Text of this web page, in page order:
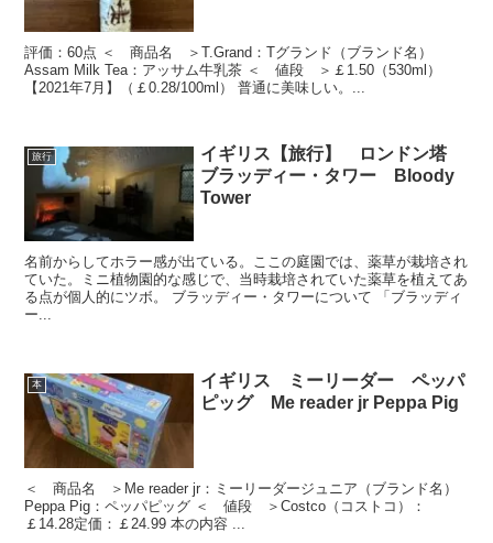
評価：60点 ＜ 商品名 ＞T.Grand：Tグランド（ブランド名）
Assam Milk Tea：アッサム牛乳茶 ＜ 値段 ＞￡1.50（530ml）
【2021年7月】（￡0.28/100ml） 普通に美味しい。...
旅行
イギリス【旅行】 ロンドン塔
ブラッディー・タワー Bloody
Tower
名前からしてホラー感が出ている。ここの庭園では、薬草が栽培され
ていた。ミニ植物園的な感じで、当時栽培されていた薬草を植えてあ
る点が個人的にツボ。 ブラッディー・タワーについて 「ブラッディ
ー...
本
イギリス ミーリーダー ペッパ
ピッグ Me reader jr Peppa Pig
＜ 商品名 ＞Me reader jr：ミーリーダージュニア（ブランド名）
Peppa Pig：ペッパピッグ ＜ 値段 ＞Costco（コストコ）：
￡14.28定価：￡24.99 本の内容 ...